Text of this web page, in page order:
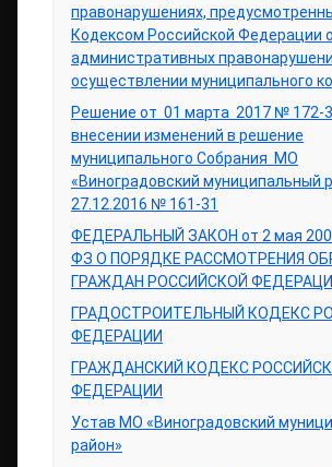
правонарушениях,
Кодексом Российской Федерации
административных
осуществлении муниципального
Решение от 01 марта 2017 № 172-
внесении изменений в решение
муниципального Собрания МО
«Виноградовский муниципальный
27.12.2016 № 161-31
ФЕДЕРАЛЬНЫЙ ЗАКОН от 2 мая
ФЗ О ПОРЯДКЕ РАССМОТРЕНИЯ
ГРАЖДАН РОССИЙСКОЙ
ГРАДОСТРОИТЕЛЬНЫЙ КОДЕКС
ФЕДЕРАЦИИ
ГРАЖДАНСКИЙ КОДЕКС
ФЕДЕРАЦИИ
Устав МО «Виноградовский
район»